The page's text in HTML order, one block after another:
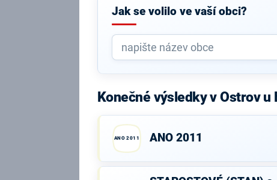
Jak se volilo ve vaší obci?
Konečné výsledky v Ostrov u
ANO 2011 ANO 2011